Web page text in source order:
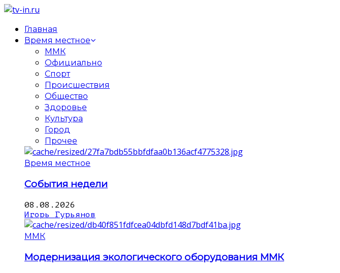
Главная
Время местное
ММК
Официально
Спорт
Происшествия
Общество
Здоровье
Культура
Город
Прочее
Время местное
События недели
08.08.2026
Игорь Гурьянов
ММК
Модернизация экологического оборудования ММК